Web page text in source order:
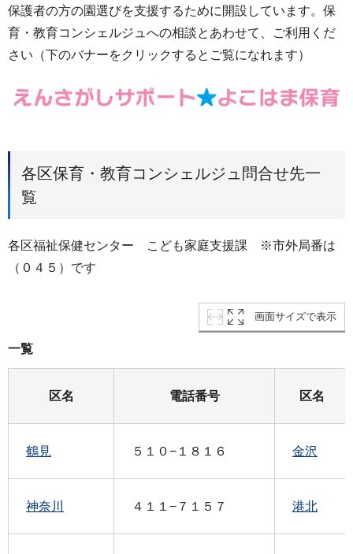
保護者の方の園選びを支援するために開設しています。保
育・教育コンシェルジュへの相談とあわせて、ご利用くだ
さい（下のバナーをクリックするとご覧になれます）
各区保育・教育コンシェルジュ問合せ先一
覧
各区福祉保健センター こども家庭支援課 ※市外局番は
（０４５）です
画面サイズで表示
一覧
区名 電話番号 区名
鶴見 ５１０−１８１６ 金沢
神奈川 ４１１−７１５７ 港北